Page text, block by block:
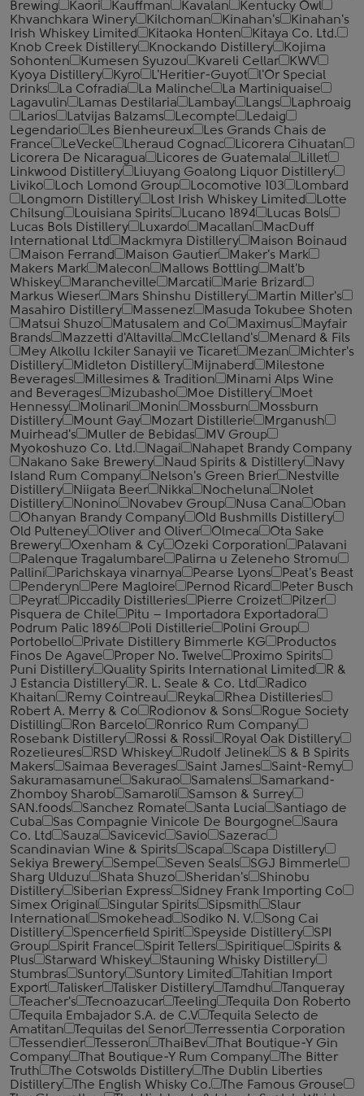
Brewing
Kaori Kauffman Kavalan
Kentucky Owl
Khvanchkara Winery
Kilchoman Kinahan's
Kinahan's
Irish Whiskey Limited
Kitaoka Honten
Kitaya Co. Ltd.
Knob Creek Distillery
Knockando Distillery
Kojima
Sohonten
Kumesen Syuzou Kvareli Cellar
KWV
Kyoya Distillery
Kyro L'Heritier-Guyot
l'Or Special
Drinks
La Cofradia La Malinche
La Martiniquaise
Lagavulin
Lamas Destilaria Lambay Langs
Laphroaig
Larios
Latvijas Balzams Lecompte
Ledaig
Legendario
Les Bienheureux
Les Grands Chais de
France
LeVecke Lheraud Cognac
Licorera Cihuatan
Licorera De Nicaragua
Licores de Guatemala
Lillet
Linkwood Distillery
Liuyang Goalong Liquor Distillery
Liviko
Loch Lomond Group Locomotive 103
Lombard
Longmorn Distillery
Lost Irish Whiskey Limited
Lotte
Chilsung
Louisiana Spirits Lucano 1894
Lucas Bols
Lucas Bols Distillery
Luxardo Macallan
MacDuff
International Ltd
Mackmyra Distillery
Maison Boinaud
Maison Ferrand
Maison Gautier
Maker's Mark
Makers Mark
Malecon Mallows Bottling
Malt'b
Whiskey
Marancheville Marcati
Marie Brizard
Markus Wieser
Mars Shinshu Distillery
Martin Miller's
Masahiro Distillery
Massenez
Masuda Tokubee Shoten
Matsui Shuzo
Matusalem and Co Maximus
Mayfair
Brands
Mazzetti d'Altavilla McClelland's
Menard & Fils
Mey Alkollu Ickiler Sanayii ve Ticaret
Mezan
Michter's
Distillery
Midleton Distillery Mijnaberd
Milestone
Beverages
Millesimes & Tradition
Minami Alps Wine
and Beverages
Mizubasho Moe Distillery
Moet
Hennessy
Molinari Monin Mossburn
Mossburn
Distillery
Mount Gay Mozart Distillerie
Mrganush
Muirhead's
Muller de Bebidas
MV Group
Myokoshuzo Co. Ltd.
Nagai
Nahapet Brandy Company
Nakano Sake Brewery
Naud Spirits & Distillery
Navy
Island Rum Company
Nelson's Green Brier
Nestville
Distillery
Niigata Beer Nikka Nocheluna
Nolet
Distillery
Nonino Novabev Group Nusa Cana
Oban
Ohanyan Brandy Company
Old Bushmills Distillery
Old Pulteney
Oliver and Oliver Olmeca
Ota Sake
Brewery
Oxenham & Cy Ozeki Corporation
Palavani
Palenque Tragalumbare
Palirna u Zeleneho Stromu
Pallini
Parichskaya vinarnya Pearse Lyons
Peat's Beast
Penderyn
Pere Magloire Pernod Ricard
Peter Busch
Peyrat
Piccadily Distilleries Pierre Croizet
Pilzer
Pisquera de Chile
Pitu – Importadora Exportadora
Podrum Palic 1896
Poli Distillerie
Polini Group
Portobello
Private Distillery Bimmerle KG
Productos
Finos De Agave
Proper No. Twelve
Proximo Spirits
Puni Distillery
Quality Spirits International Limited
R &
J Estancia Distillery
R. L. Seale & Co. Ltd
Radico
Khaitan
Remy Cointreau Reyka
Rhea Distilleries
Robert A. Merry & Co
Rodionov & Sons
Rogue Society
Distilling
Ron Barcelo
Ronrico Rum Company
Rosebank Distillery
Rossi & Rossi
Royal Oak Distillery
Rozelieures
RSD Whiskey Rudolf Jelinek
S & B Spirits
Makers
Saimaa Beverages Saint James
Saint-Remy
Sakuramasamune
Sakurao Samalens
Samarkand-
Zhomboy Sharob
Samaroli
Samson & Surrey
SAN.foods
Sanchez Romate Santa Lucia
Santiago de
Cuba
Sas Compagnie Vinicole De Bourgogne
Saura
Co. Ltd
Sauza Savicevic Savio
Sazerac
Scandinavian Wine & Spirits
Scapa
Scapa Distillery
Sekiya Brewery
Sempe Seven Seals
SGJ Bimmerle
Sharg Ulduzu
Shata Shuzo Sheridan's
Shinobu
Distillery
Siberian Express
Sidney Frank Importing Co
Simex Original
Singular Spirits Sipsmith
Slaur
International
Smokehead Sodiko N. V.
Song Cai
Distillery
Spencerfield Spirit Speyside Distillery
SPI
Group
Spirit France Spirit Tellers Spiritique
Spirits &
Plus
Starward Whiskey
Stauning Whisky Distillery
Stumbras
Suntory Suntory Limited
Tahitian Import
Export
Talisker Talisker Distillery Tamdhu
Tanqueray
Teacher's
Tecnoazucar Teeling
Tequila Don Roberto
Tequila Embajador S.A. de C.V
Tequila Selecto de
Amatitan
Tequilas del Senor
Terressentia Corporation
Tessendier
Tesseron ThaiBev
That Boutique-Y Gin
Company
That Boutique-Y Rum Company
The Bitter
Truth
The Cotswolds Distillery
The Dublin Liberties
Distillery
The English Whisky Co.
The Famous Grouse